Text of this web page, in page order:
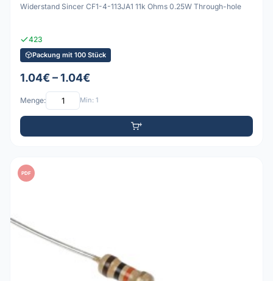
Widerstand Sincer CF1-4-113JA1 11k Ohms 0.25W Through-hole
423
Packung mit 100 Stück
1.04€ – 1.04€
Menge: Min: 1
PDF